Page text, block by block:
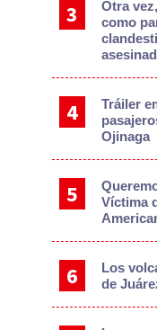
Otra
como
Tráiler
Ojinaga
Víctima
Los
de